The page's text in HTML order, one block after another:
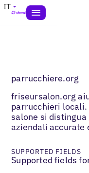
IT
parrucchiere.org
friseursalon.org
parrucchieri
salone si
aziendali accurate
SUPPORTED FIELDS
Supported fields